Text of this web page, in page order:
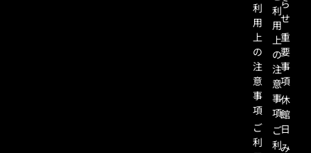
利
用
上
の
注
意
事
項
ご
利
利
用
上
の
注
意
事
項
ご
利
ら
せ
重
要
事
項
休
館
日
み